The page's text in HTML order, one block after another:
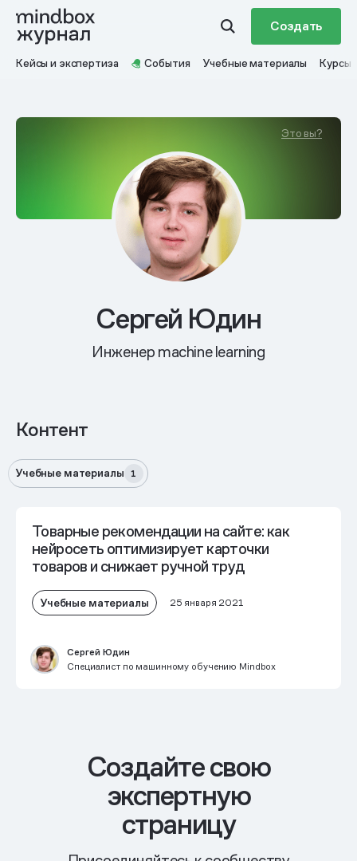
Создать
Кейсы и экспертиза События Учебные материалы Курсы
Это вы?
Сергей Юдин
Инженер machine learning
Контент
Учебные материалы 1
Товарные рекомендации на сайте: как
нейросеть оптимизирует карточки
товаров и снижает ручной труд
Учебные материалы 25 января 2021
Сергей Юдин
Специалист по машинному обучению Mindbox
Cоздайте свою
экспертную
страницу